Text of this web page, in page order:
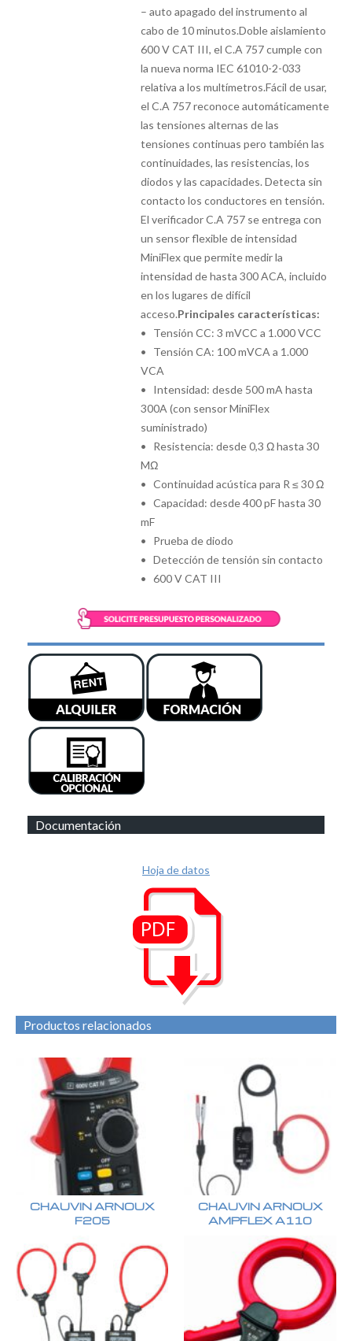
– auto apagado del instrumento al
cabo de 10 minutos.Doble aislamiento
600 V CAT III, el C.A 757 cumple con
la nueva norma IEC 61010-2-033
relativa a los multímetros.Fácil de usar,
el C.A 757 reconoce automáticamente
las tensiones alternas de las
tensiones continuas pero también las
continuidades, las resistencias, los
diodos y las capacidades. Detecta sin
contacto los conductores en tensión.
El verificador C.A 757 se entrega con
un sensor flexible de intensidad
MiniFlex que permite medir la
intensidad de hasta 300 ACA, incluido
en los lugares de difícil
acceso.Principales características:
• Tensión CC: 3 mVCC a 1.000 VCC
• Tensión CA: 100 mVCA a 1.000
VCA
• Intensidad: desde 500 mA hasta
300A (con sensor MiniFlex
suministrado)
• Resistencia: desde 0,3 Ω hasta 30
MΩ
• Continuidad acústica para R ≤ 30 Ω
• Capacidad: desde 400 pF hasta 30
mF
• Prueba de diodo
• Detección de tensión sin contacto
• 600 V CAT III
Documentación
Hoja de datos
Productos relacionados
CHAUVIN ARNOUX
F205
CHAUVIN ARNOUX
AMPFLEX A110